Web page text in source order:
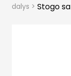
dalys > Stogo